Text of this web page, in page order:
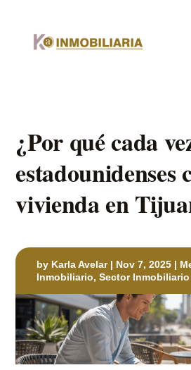
¿Por qué cada
estadounidenses
vivienda en
by Karla Avelar| Nov 7, 2025 |
Inmobiliario,Sector Inmobiliario